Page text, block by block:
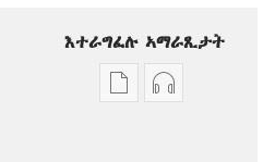
እተራግፈሉ ኣማራጺታት
ዲጂታዊቅዳሓት